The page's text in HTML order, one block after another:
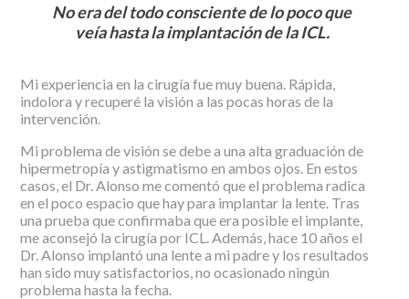
No era del todo consciente de lo poco que
veía hasta la implantación de la ICL.
Mi experiencia en la cirugía fue muy buena. Rápida,
indolora y recuperé la visión a las pocas horas de la
intervención.
Mi problema de visión se debe a una alta graduación de
hipermetropía y astigmatismo en ambos ojos. En estos
casos, el Dr. Alonso me comentó que el problema radica
en el poco espacio que hay para implantar la lente. Tras
una prueba que confirmaba que era posible el implante,
me aconsejó la cirugía por ICL. Además, hace 10 años el
Dr. Alonso implantó una lente a mi padre y los resultados
han sido muy satisfactorios, no ocasionado ningún
problema hasta la fecha.